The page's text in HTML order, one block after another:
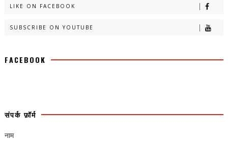
LIKE ON FACEBOOK
SUBSCRIBE ON YOUTUBE
FACEBOOK
संपर्क फ़ॉर्म
नाम